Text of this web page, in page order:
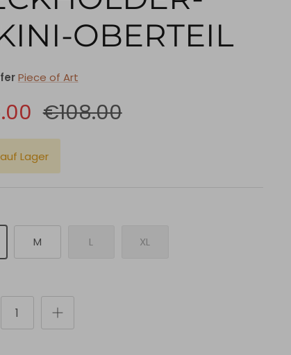
OBERTEIL
Piece of Art
€108.00
Lager
M L XL